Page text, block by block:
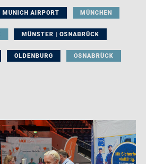
MUNICH AIRPORT MÜNCHEN
MÜNSTER | OSNABRÜCK
OLDENBURG OSNABRÜCK